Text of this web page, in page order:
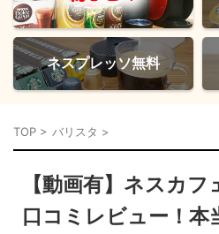
ネスプレッソ無料
TOP > バリスタ >
【動画有】ネスカ
口コミレビュー！